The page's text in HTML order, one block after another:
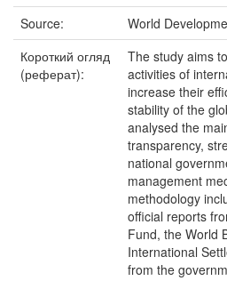
Source:
World
Короткий огляд
(реферат):
The study aims
activities of
increase their
stability of the
analysed the
transparency,
national
management
methodology
official reports
Fund, the World
International
from the